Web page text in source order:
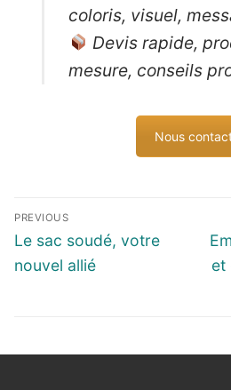
coloris, visuel,
Devis rapide,
mesure, conseils
Nous
Navigation
de
l’article
PREVIOUS
Previous
post:
Le sac soudé, votre
nouvel allié
et